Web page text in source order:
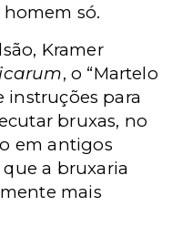
só.
Kramer
, o “Martelo
instruções para
bruxas, no
em antigos
a bruxaria
mais